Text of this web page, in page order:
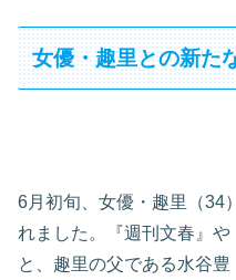
女優・趣里との新た
6月初旬、女優・趣里（34
れました。『週刊文春』
と、趣里の父である水谷